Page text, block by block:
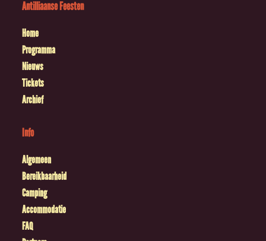
Antilliaanse Feesten
Home
Programma
Nieuws
Tickets
Archief
Info
Algemeen
Bereikbaarheid
Camping
Accommodatie
FAQ